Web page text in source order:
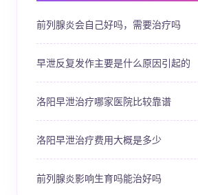
前列腺炎会自己好吗，需要治疗吗
早泄反复发作主要是什么原因引起的
洛阳早泄治疗哪家医院比较靠谱
洛阳早泄治疗费用大概是多少
前列腺炎影响生育吗能治好吗